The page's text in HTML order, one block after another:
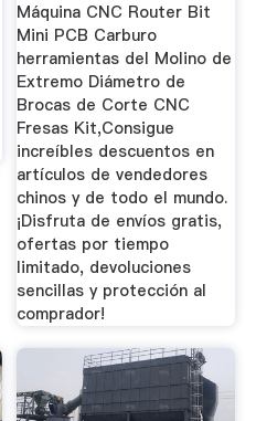
Máquina CNC Router Bit
Mini PCB Carburo
herramientas del Molino de
Extremo Diámetro de
Brocas de Corte CNC
Fresas Kit,Consigue
increíbles descuentos en
artículos de vendedores
chinos y de todo el mundo.
¡Disfruta de envíos gratis,
ofertas por tiempo
limitado, devoluciones
sencillas y protección al
comprador!